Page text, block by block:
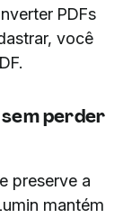
PDFs
você
perder
preserve a
mantém